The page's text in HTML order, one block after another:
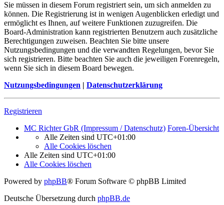
Sie müssen in diesem Forum registriert sein, um sich anmelden zu
können. Die Registrierung ist in wenigen Augenblicken erledigt und
ermöglicht es Ihnen, auf weitere Funktionen zuzugreifen. Die
Board-Administration kann registrierten Benutzern auch zusätzliche
Berechtigungen zuweisen. Beachten Sie bitte unsere
Nutzungsbedingungen und die verwandten Regelungen, bevor Sie
sich registrieren. Bitte beachten Sie auch die jeweiligen Forenregeln,
wenn Sie sich in diesem Board bewegen.
Nutzungsbedingungen | Datenschutzerklärung
Registrieren
MC Richter GbR (Impressum / Datenschutz) Foren-Übersicht
Alle Zeiten sind UTC+01:00
Alle Cookies löschen
Alle Zeiten sind UTC+01:00
Alle Cookies löschen
Powered by phpBB® Forum Software © phpBB Limited
Deutsche Übersetzung durch phpBB.de